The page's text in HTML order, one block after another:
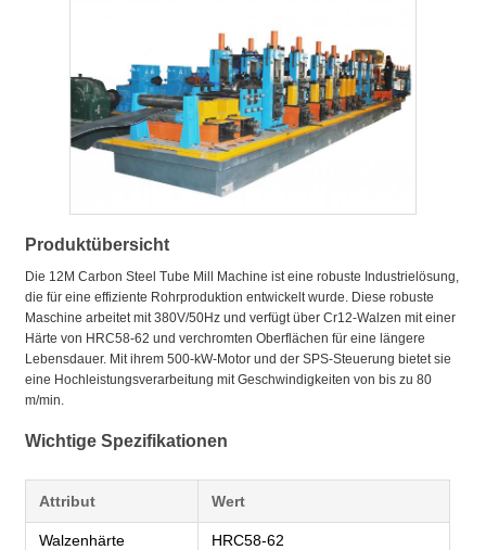
Produktübersicht
Die 12M Carbon Steel Tube Mill Machine ist eine robuste Industrielösung,
die für eine effiziente Rohrproduktion entwickelt wurde. Diese robuste
Maschine arbeitet mit 380V/50Hz und verfügt über Cr12-Walzen mit einer
Härte von HRC58-62 und verchromten Oberflächen für eine längere
Lebensdauer. Mit ihrem 500-kW-Motor und der SPS-Steuerung bietet sie
eine Hochleistungsverarbeitung mit Geschwindigkeiten von bis zu 80
m/min.
Wichtige Spezifikationen
Attribut Wert
Walzenhärte HRC58-62